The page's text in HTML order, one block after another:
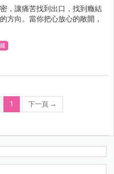
，讓痛苦找到出口，找到癥結
方向。當你把心放心的敞開，
1 下一頁 →